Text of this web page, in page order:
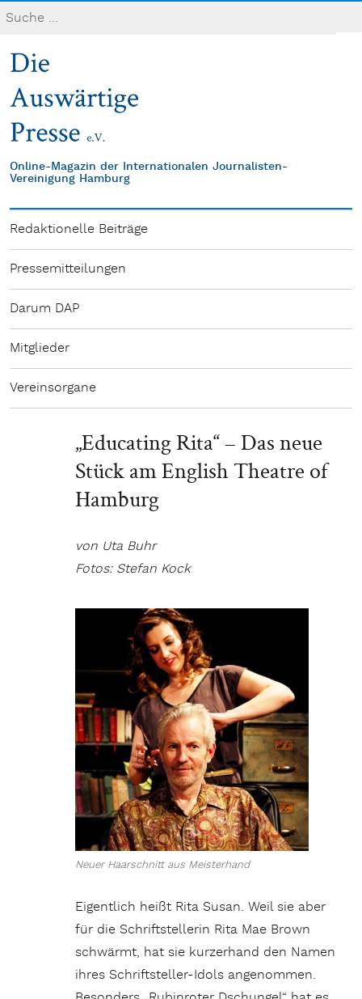
Online-Magazin der Internationalen Journalisten-
Vereinigung Hamburg
Redaktionelle Beiträge
Pressemitteilungen
Darum DAP
Mitglieder
Vereinsorgane
„Educating Rita“ – Das neue
Stück am English Theatre of
Hamburg
von Uta Buhr
Fotos: Stefan Kock
Neuer Haarschnitt aus Meisterhand
Eigentlich heißt Rita Susan. Weil sie aber
für die Schriftstellerin Rita Mae Brown
schwärmt, hat sie kurzerhand den Namen
ihres Schriftsteller-Idols angenommen.